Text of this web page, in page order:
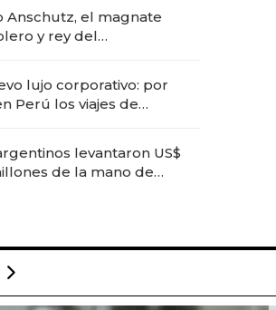
Anschutz, el magnate
y rey del
lujo corporativo: por
Perú los viajes de
en experiencias
levantaron US$
de la mano de